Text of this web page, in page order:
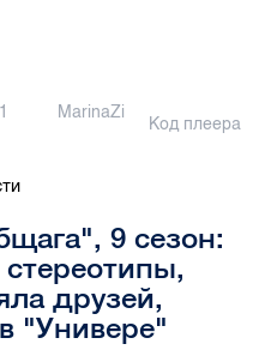
MarinaZi
Код плеера
9 сезон:
друзей,
"Универе"